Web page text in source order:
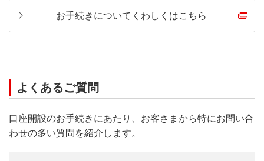
お手続きについてくわしくはこちら
よくあるご質問
口座開設のお手続きにあたり、お客さまから特にお問い合
わせの多い質問を紹介します。